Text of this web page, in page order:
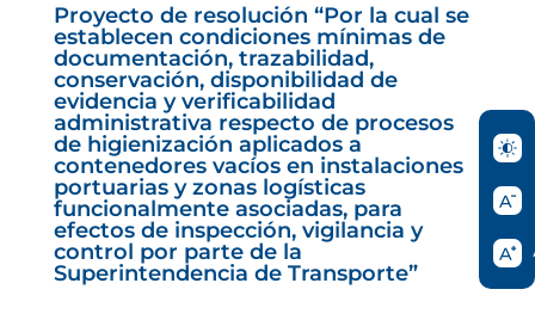
Proyecto de resolución “Por la cual se
establecen condiciones mínimas de
documentación, trazabilidad,
conservación, disponibilidad de
evidencia y verificabilidad
administrativa respecto de procesos
de higienización aplicados a
contenedores vacíos en instalaciones
portuarias y zonas logísticas
funcionalmente asociadas, para
efectos de inspección, vigilancia y
control por parte de la
Superintendencia de Transporte”